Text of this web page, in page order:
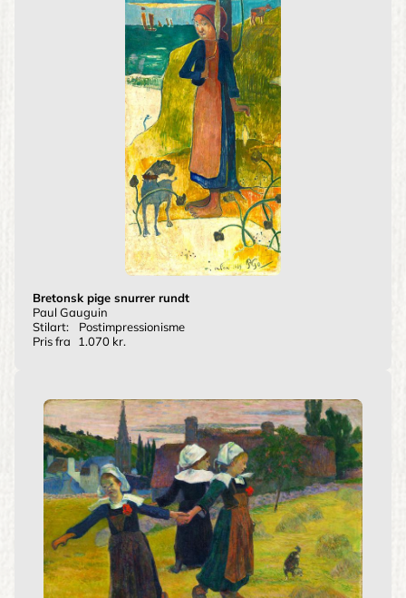
Bretonsk pige snurrer rundt
Paul Gauguin
Stilart:
Postimpressionisme
Pris fra
1.070 kr.